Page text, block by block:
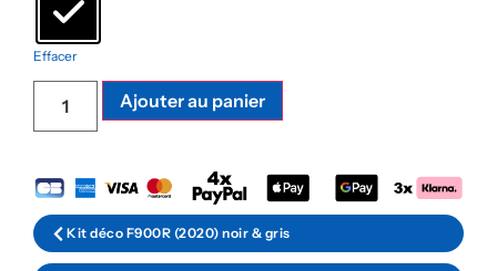
Effacer
Ajouter au panier
Kit déco F900R (2020) noir & gris